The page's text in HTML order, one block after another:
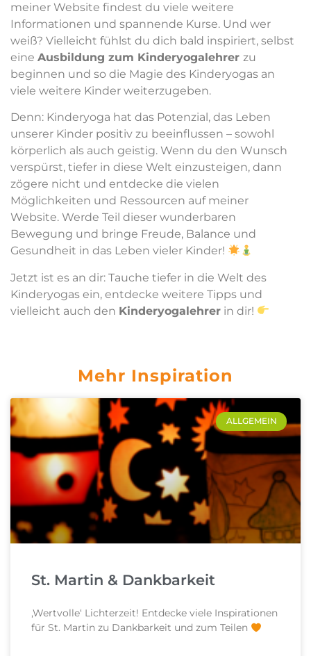
meiner Website findest du viele weitere
Informationen und spannende Kurse. Und wer
weiß? Vielleicht fühlst du dich bald inspiriert, selbst
eine Ausbildung zum Kinderyogalehrer zu
beginnen und so die Magie des Kinderyogas an
viele weitere Kinder weiterzugeben.
Denn: Kinderyoga hat das Potenzial, das Leben
unserer Kinder positiv zu beeinflussen – sowohl
körperlich als auch geistig. Wenn du den Wunsch
verspürst, tiefer in diese Welt einzusteigen, dann
zögere nicht und entdecke die vielen
Möglichkeiten und Ressourcen auf meiner
Website. Werde Teil dieser wunderbaren
Bewegung und bringe Freude, Balance und
Gesundheit in das Leben vieler Kinder!
Jetzt ist es an dir: Tauche tiefer in die Welt des
Kinderyogas ein, entdecke weitere Tipps und
vielleicht auch den Kinderyogalehrer in dir!
Mehr Inspiration
ALLGEMEIN
St. Martin & Dankbarkeit
,Wertvolle‘ Lichterzeit! Entdecke viele Inspirationen
für St. Martin zu Dankbarkeit und zum Teilen